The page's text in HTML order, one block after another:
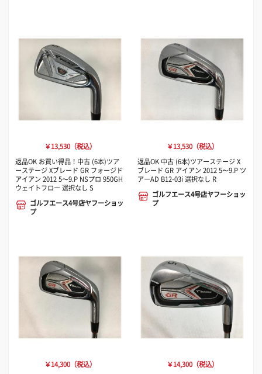
￥13,530（税込）
返品OK お買い得品！中古 (6本)ツア
ーステージ Xブレード GR フォージド
アイアン 2012 5〜9.P NSプロ 950GH
ウェイトフロー 選択なし S
ゴルフエース4号店ヤフーショッ
プ
￥13,530（税込）
返品OK 中古 (6本)ツアーステージ X
ブレード GR アイアン 2012 5〜9.P ツ
アーAD B12-03i 選択なし R
ゴルフエース4号店ヤフーショッ
プ
￥14,300（税込）
￥14,300（税込）